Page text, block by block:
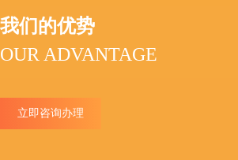
我们的优势
OUR ADVANTAGE
立即咨询办理